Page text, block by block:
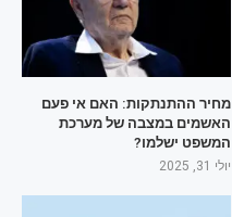
מחיר ההתנתקות: האם אי פעם
האשמים במצבה של מערכת
המשפט ישלמו?
יולי 31, 2025